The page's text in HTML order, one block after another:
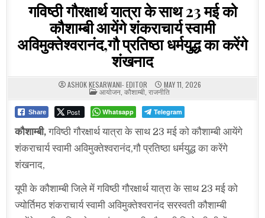
गविष्ठी गौरक्षार्थ यात्रा के साथ 23 मई को
कौशाम्बी आयेंगे शंकराचार्य स्वामी
अविमुक्तेश्वरानंद,गौ प्रतिष्ठा धर्मयुद्ध का करेंगे
शंखनाद
ASHOK KESARWANI- EDITOR MAY 11, 2026
POSTED
IN
आयोजन कौशाम्बी राजनीति
Share Post Whatsapp Telegram
कौशाम्बी,गविष्ठी गौरक्षार्थ यात्रा के साथ 23 मई को कौशाम्बी आयेंगे
शंकराचार्य स्वामी अविमुक्तेश्वरानंद,गौ प्रतिष्ठा धर्मयुद्ध का करेंगे
शंखनाद,
यूपी के कौशाम्बी जिले में गविष्ठी गौरक्षार्थ यात्रा के साथ 23 मई को
ज्योर्तिमठ शंकराचार्य स्वामी अविमुक्तेश्वरानंद सरस्वती कौशाम्बी